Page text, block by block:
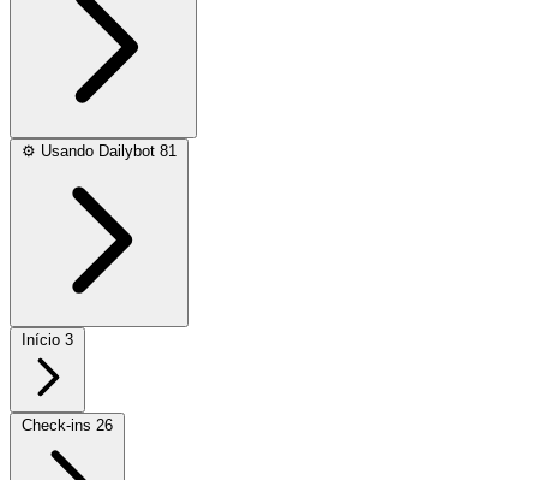
⚙️ Usando Dailybot 81
Início 3
Check-ins 26